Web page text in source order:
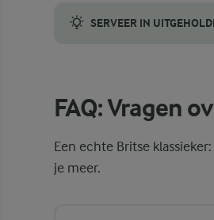
SERVEER IN
FAQ: Vragen
Een echte Britse
je meer.